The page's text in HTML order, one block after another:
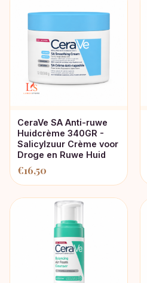
CeraVe SA Anti-ruwe
Huidcrème 340GR -
Salicylzuur Crème voor
Droge en Ruwe Huid
€16,50